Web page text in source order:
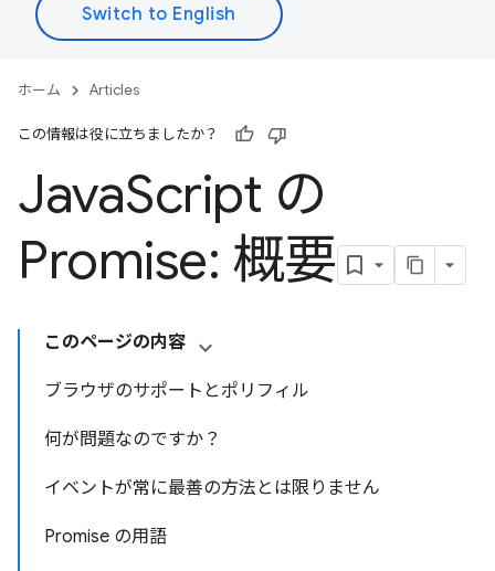
ホーム Articles
この情報は役に立ちましたか？
JavaScript の
Promise: 概要
このページの内容
ブラウザのサポートとポリフィル
何が問題なのですか？
イベントが常に最善の方法とは限りません
Promise の用語